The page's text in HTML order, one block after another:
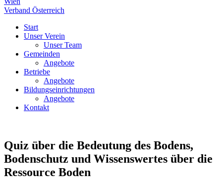
Verband Österreich
Start
Unser Verein
Unser Team
Gemeinden
Angebote
Betriebe
Angebote
Bildungseinrichtungen
Angebote
Kontakt
Quiz über die Bedeutung des Bodens,
Bodenschutz und Wissenswertes über die
Ressource Boden